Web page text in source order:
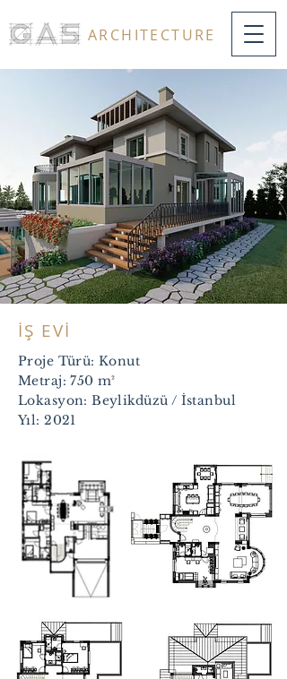
ARCHITECTURE
İŞ EVİ
Proje Türü: Konut
Metraj: 750 m²
Lokasyon: Beylikdüzü / İstanbul
Yıl: 2021